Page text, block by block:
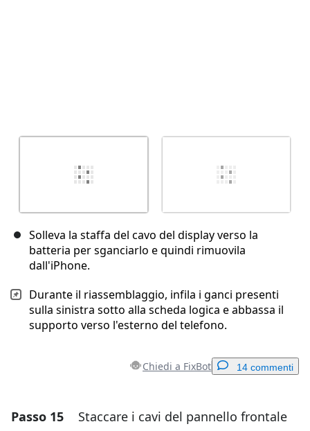
Solleva la staffa del cavo del display verso la
batteria per sganciarlo e quindi rimuovila
dall'iPhone.
Durante il riassemblaggio, infila i ganci presenti
sulla sinistra sotto alla scheda logica e abbassa il
supporto verso l'esterno del telefono.
Chiedi a FixBot 14 commenti
Aggiungi un commento
Passo 15 Staccare i cavi del pannello frontale